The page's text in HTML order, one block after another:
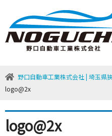
野口自動車工業株式会社 | 埼玉県
logo@2x
logo@2x